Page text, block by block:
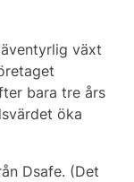
växt
bara tre års
öka
Dsafe. (Det